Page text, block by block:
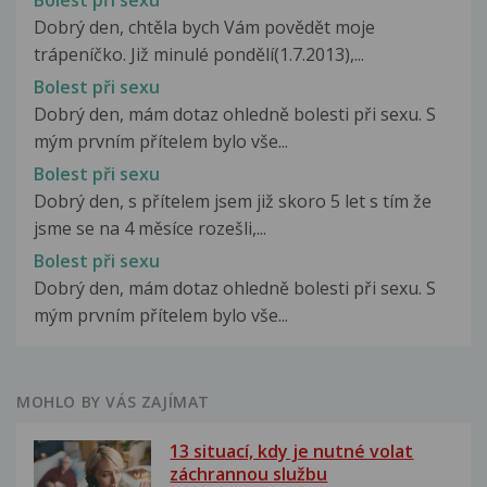
Dobrý den, chtěla bych Vám povědět moje
trápeníčko. Již minulé pondělí(1.7.2013),...
Bolest při sexu
Dobrý den, mám dotaz ohledně bolesti při sexu. S
mým prvním přítelem bylo vše...
Bolest při sexu
Dobrý den, s přítelem jsem již skoro 5 let s tím že
jsme se na 4 měsíce rozešli,...
Bolest při sexu
Dobrý den, mám dotaz ohledně bolesti při sexu. S
mým prvním přítelem bylo vše...
MOHLO BY VÁS ZAJÍMAT
13 situací, kdy je nutné volat
záchrannou službu